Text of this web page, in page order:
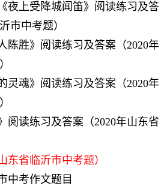
夜上受降城闻笛》阅读练习及答
市中考题）
陈胜》阅读练习及答案（2020年
灵魂》阅读练习及答案（2020年
阅读练习及答案（2020年山东省
东省临沂市中考题）
中考作文题目